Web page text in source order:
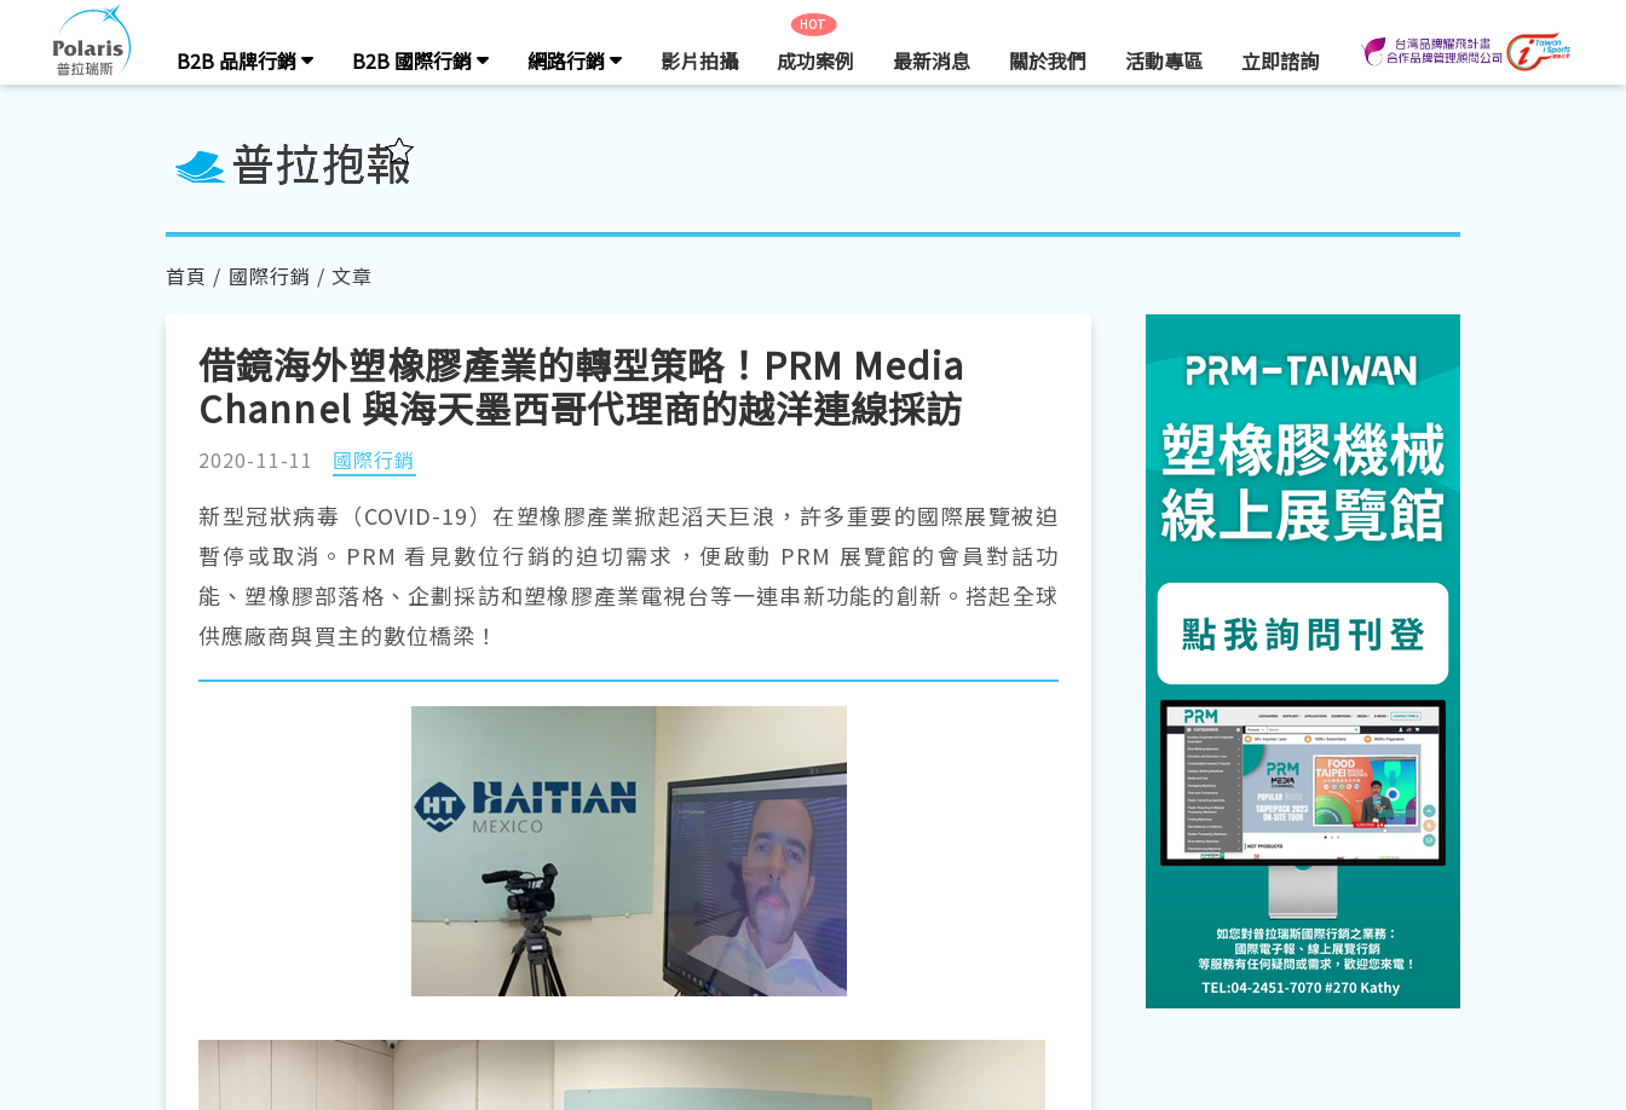
B2B 品牌行銷 B2B 國際行銷 網路行銷 影片拍攝
HOT
成功案例 最新消息 關於我們 活動專區 立即諮詢
首頁 / 國際行銷 / 文章
借鏡海外塑橡膠產業的轉型策略！PRM Media
Channel 與海天墨西哥代理商的越洋連線採訪
2020-11-11 國際行銷
新型冠狀病毒（COVID-19）在塑橡膠產業掀起滔天巨浪，許多重要的國際展覽被迫
暫停或取消。PRM 看見數位行銷的迫切需求，便啟動 PRM 展覽館的會員對話功
能、塑橡膠部落格、企劃採訪和塑橡膠產業電視台等一連串新功能的創新。搭起全球
供應廠商與買主的數位橋梁！